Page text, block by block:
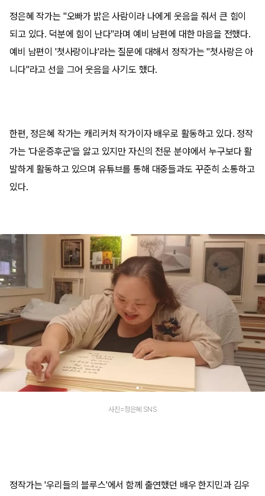
정은혜 작가는 "오빠가 밝은 사람이라 나에게 웃음을 줘서 큰 힘이
되고 있다. 덕분에 힘이 난다"라며 예비 남편에 대한 마음을 전했다.
예비 남편이 '첫사랑이냐'라는 질문에 대해서 정작가는 "첫사랑은 아
니다"라고 선을 그어 웃음을 사기도 했다.
한편, 정은혜 작가는 캐리커처 작가이자 배우로 활동하고 있다. 정작
가는 '다운증후군'을 앓고 있지만 자신의 전문 분야에서 누구보다 활
발하게 활동하고 있으며 유튜브를 통해 대중들과도 꾸준히 소통하고
있다.
사진=정은혜 SNS
정작가는 '우리들의 블루스'에서 함께 출연했던 배우 한지민과 김우